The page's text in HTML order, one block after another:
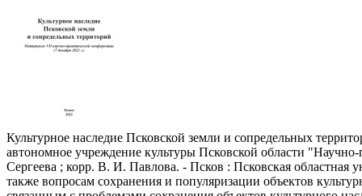
Культурное наследие Псковской земли и сопредельных
автономное учреждение культуры Псковской области
Сергеева ; корр. В. И. Павлова. - Псков : Псковская областная
также вопросам сохранения и популяризации объектов